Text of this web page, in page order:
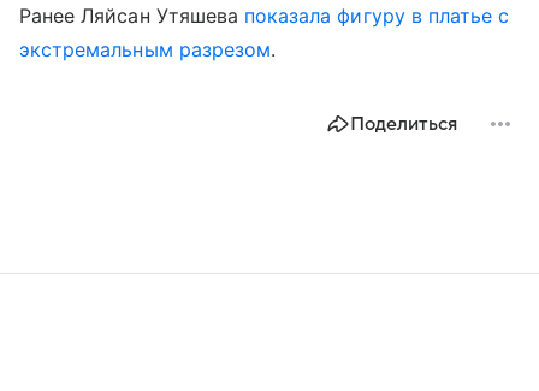
Ранее Ляйсан Утяшева показала фигуру в платье с
экстремальным разрезом.
Поделиться